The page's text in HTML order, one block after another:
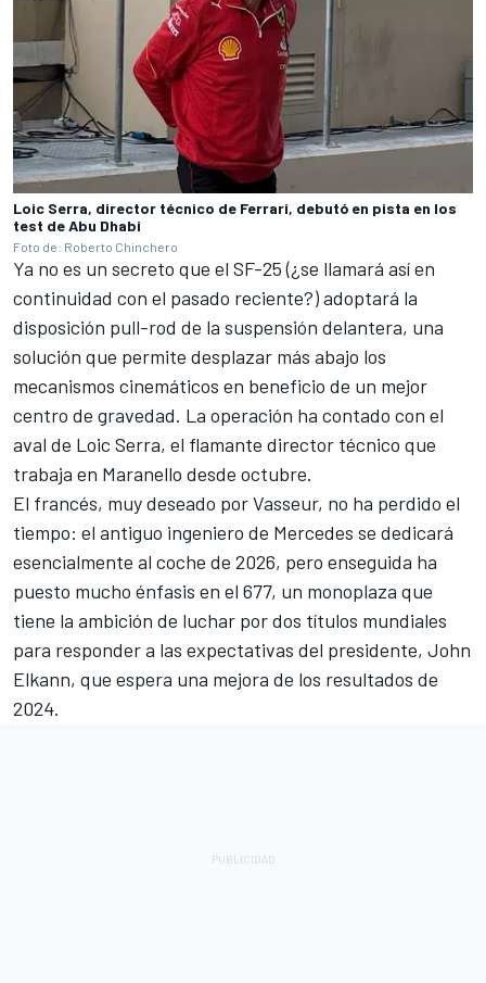
Loic Serra, director técnico de Ferrari, debutó en pista en los
test de Abu Dhabi
Foto de: Roberto Chinchero
Ya no es un secreto que el SF-25 (¿se llamará así en
continuidad con el pasado reciente?) adoptará la
disposición pull-rod de la suspensión delantera, una
solución que permite desplazar más abajo los
mecanismos cinemáticos en beneficio de un mejor
centro de gravedad. La operación ha contado con el
aval de Loic Serra, el flamante director técnico que
trabaja en Maranello desde octubre.
El francés, muy deseado por Vasseur, no ha perdido el
tiempo: el antiguo ingeniero de Mercedes se dedicará
esencialmente al coche de 2026, pero enseguida ha
puesto mucho énfasis en el 677, un monoplaza que
tiene la ambición de luchar por dos títulos mundiales
para responder a las expectativas del presidente, John
Elkann, que espera una mejora de los resultados de
2024.